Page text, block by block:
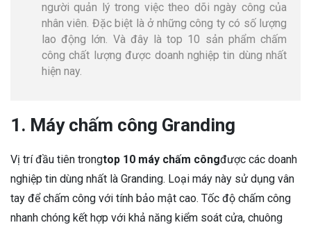
người quản lý trong việc theo dõi ngày công của
nhân viên. Đặc biệt là ở những công ty có số lượng
lao động lớn. Và đây là top 10 sản phẩm chấm
công chất lượng được doanh nghiệp tin dùng nhất
hiện nay.
1. Máy chấm công Granding
Vị trí đầu tiên trongtop 10 máy chấm côngđược các doanh
nghiệp tin dùng nhất là Granding. Loại máy này sử dụng vân
tay để chấm công với tính bảo mật cao. Tốc độ chấm công
nhanh chóng kết hợp với khả năng kiểm soát cửa, chuông